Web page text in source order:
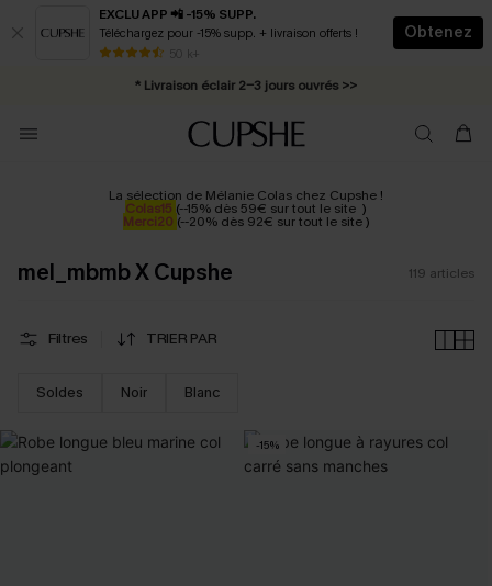
EXCLU APP 📲 -15% SUPP.
Téléchargez pour -15% supp. + livraison offerts !
50 k+
Obtenez
* Livraison éclair 2-3 jours ouvrés >>
Abonnement E-mail : -25% dès 4 achetés >>
La sélection de Mélanie Colas chez Cupshe !
Colas15 (--15% dès 59€ sur tout le site )
Merci20 (--20% dès 92€ sur tout le site)
mel_mbmb X Cupshe 119 articles
Filtres TRIER PAR
Soldes Noir Blanc
-15%